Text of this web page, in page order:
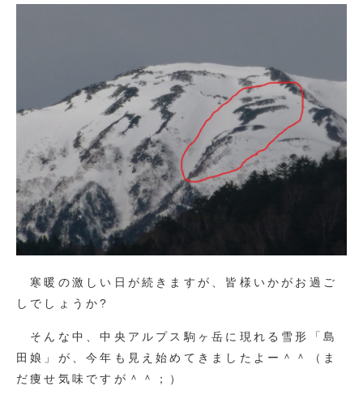
寒暖の激しい日が続きますが、皆様いかがお過ご
しでしょうか?
そんな中、中央アルプス駒ヶ岳に現れる雪形「島
田娘」が、今年も見え始めてきましたよー＾＾（ま
だ痩せ気味ですが＾＾；）